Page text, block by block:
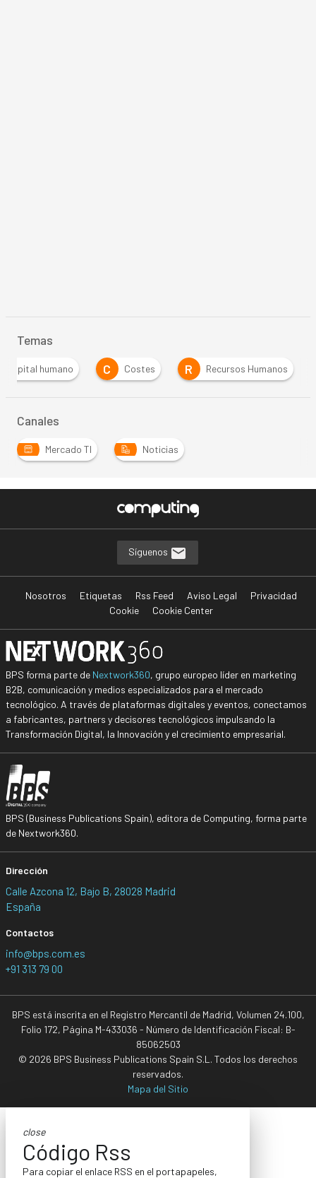
Temas
capital humano C Costes R Recursos Humanos
Canales
Mercado TI Noticias
Síguenos
Nosotros Etiquetas Rss Feed Aviso Legal
Privacidad
Cookie
Cookie Center
BPS forma parte de Nextwork360, grupo europeo líder en marketing
B2B, comunicación y medios especializados para el mercado
tecnológico. A través de plataformas digitales y eventos, conectamos
a fabricantes, partners y decisores tecnológicos impulsando la
Transformación Digital, la Innovación y el crecimiento empresarial.
BPS (Business Publications Spain), editora de Computing, forma parte
de Nextwork360.
Dirección
Calle Azcona 12, Bajo B, 28028 Madrid
España
Contactos
info@bps.com.es
+91 313 79 00
BPS está inscrita en el Registro Mercantil de Madrid, Volumen 24.100,
Folio 172, Página M-433036 - Número de Identificación Fiscal: B-
85062503
© 2026 BPS Business Publications Spain S.L. Todos los derechos
reservados.
Mapa del Sitio
close
Código Rss
Para copiar el enlace RSS en el portapapeles,